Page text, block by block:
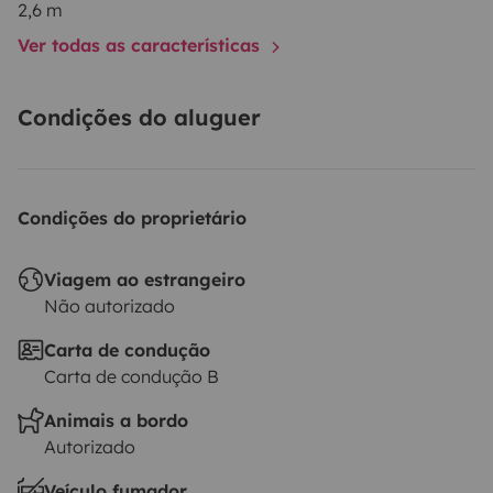
2,6 m
Ver todas as características
Condições do aluguer
Condições do proprietário
Viagem ao estrangeiro
Não autorizado
Carta de condução
Carta de condução B
Animais a bordo
Autorizado